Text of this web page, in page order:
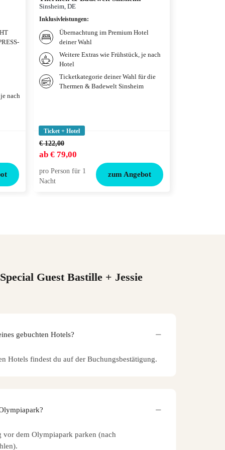
nach
Sinsheim, DE
Inklusivleistungen:
Übernachtung im Premium Hotel
deiner Wahl
Weitere Extras wie Frühstück, je nach
Hotel
Ticketkategorie deiner Wahl für die
Thermen & Badewelt Sinsheim
Ticket + Hotel
€ 122,00
ab € 79,00
pro Person für 1
Nacht
zum Angebot
Guest Bastille + Jessie
gebuchten Hotels?
Hotels findest du auf der Buchungsbestätigung.
vor dem Olympiapark parken (nach